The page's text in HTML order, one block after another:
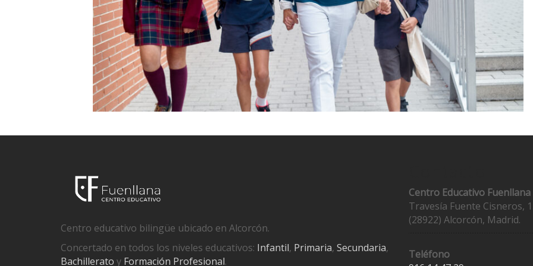
Centro educativo bilingüe ubicado en Alcorcón.
Concertado en todos los niveles educativos: Infantil, Primaria, Secundaria,
Bachillerato y Formación Profesional.
Centro Educativo Fuenllana
Travesía Fuente Cisneros,
(28922) Alcorcón, Madrid.
Teléfono